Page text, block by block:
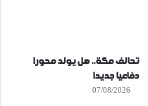
تحالف مكة.. هل يولد محورا
دفاعيا جديدا
07/08/2026